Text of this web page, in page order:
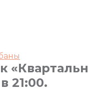
21:00.